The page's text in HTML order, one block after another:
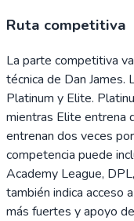
Ruta competitiva
La parte competitiva
técnica de Dan James.
Platinum y Elite.
mientras Elite entrena
entrenan dos veces
competencia puede
Academy League,
también indica acceso
más fuertes y apoyo